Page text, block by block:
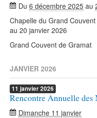
Du 6 décembre 2025 au
Chapelle du Grand
au 20 janvier 2026
Grand Couvent de Gramat
JANVIER 2026
11 janvier2026
Rencontre Annuelle des
Dimanche 11 janvier